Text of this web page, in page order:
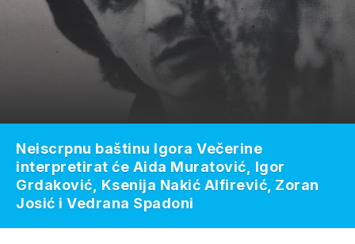
Neiscrpnu baštinu Igora Večerine
interpretirat će Aida Muratović, Igor
Grdaković, Ksenija Nakić Alfirević, Zoran
Josić i Vedrana Spadoni